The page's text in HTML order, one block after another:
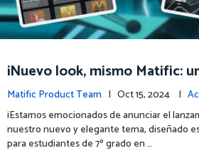
¡Nuevo look, mismo Matific:
cósmica de aprendizaje te
Matific Product Team | Oct 15, 2024 |
la plataforma
¡Estamos emocionados de anunciar el
nuestro nuevo y elegante tema, diseñado
para estudiantes de 7º grado en …